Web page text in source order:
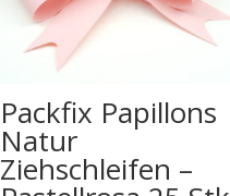
Packfix Papillons
Natur
Ziehschleifen –